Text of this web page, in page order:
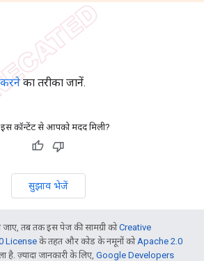
करनेका तरीका जानें.
इस कॉन्टेंट से आपको मदद मिली?
सुझाव भेजें
तब तक इस पेज की सामग्री कोCreative
License के तहत और कोड के नमूनों को Apache 2.0
है. ज़्यादा जानकारी के लिए, Google Developers